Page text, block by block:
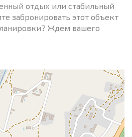
отдых или стабильный
забронировать этот объект
Ждем вашего